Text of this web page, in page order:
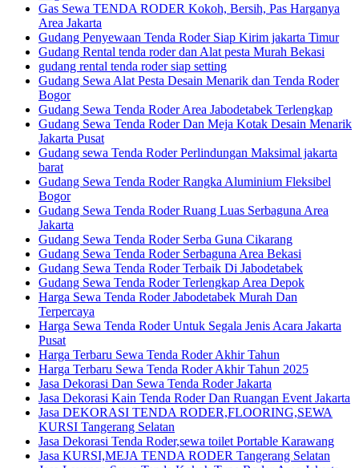
Gas Sewa TENDA RODER Kokoh, Bersih, Pas Harganya
Area Jakarta
Gudang Penyewaan Tenda Roder Siap Kirim jakarta Timur
Gudang Rental tenda roder dan Alat pesta Murah Bekasi
gudang rental tenda roder siap setting
Gudang Sewa Alat Pesta Desain Menarik dan Tenda Roder
Bogor
Gudang Sewa Tenda Roder Area Jabodetabek Terlengkap
Gudang Sewa Tenda Roder Dan Meja Kotak Desain Menarik
Jakarta Pusat
Gudang sewa Tenda Roder Perlindungan Maksimal jakarta
barat
Gudang Sewa Tenda Roder Rangka Aluminium Fleksibel
Bogor
Gudang Sewa Tenda Roder Ruang Luas Serbaguna Area
Jakarta
Gudang Sewa Tenda Roder Serba Guna Cikarang
Gudang Sewa Tenda Roder Serbaguna Area Bekasi
Gudang Sewa Tenda Roder Terbaik Di Jabodetabek
Gudang Sewa Tenda Roder Terlengkap Area Depok
Harga Sewa Tenda Roder Jabodetabek Murah Dan
Terpercaya
Harga Sewa Tenda Roder Untuk Segala Jenis Acara Jakarta
Pusat
Harga Terbaru Sewa Tenda Roder Akhir Tahun
Harga Terbaru Sewa Tenda Roder Akhir Tahun 2025
Jasa Dekorasi Dan Sewa Tenda Roder Jakarta
Jasa Dekorasi Kain Tenda Roder Dan Ruangan Event Jakarta
Jasa DEKORASI TENDA RODER,FLOORING,SEWA
KURSI Tangerang Selatan
Jasa Dekorasi Tenda Roder,sewa toilet Portable Karawang
Jasa KURSI,MEJA TENDA RODER Tangerang Selatan